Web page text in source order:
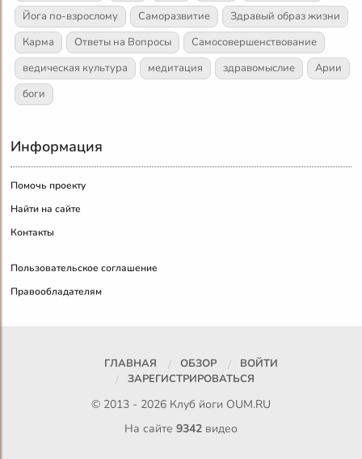
Йога по-взрослому
Саморазвитие
Здравый образ жизни
Карма
Ответы на Вопросы
Самосовершенствование
ведическая культура
медитация здравомыслие
Арии
боги
Информация
Помочь проекту
Найти на сайте
Контакты
Пользовательское соглашение
Правообладателям
ГЛАВНАЯ ОБЗОР
ВОЙТИ
ЗАРЕГИСТРИРОВАТЬСЯ
© 2013 - 2026 Клуб йоги OUM.RU
На сайте 9342видео